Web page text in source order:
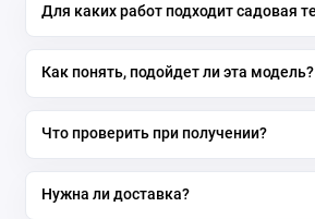
Для каких работ подходит садовая
Как понять, подойдет ли эта модель?
Что проверить при получении?
Нужна ли доставка?